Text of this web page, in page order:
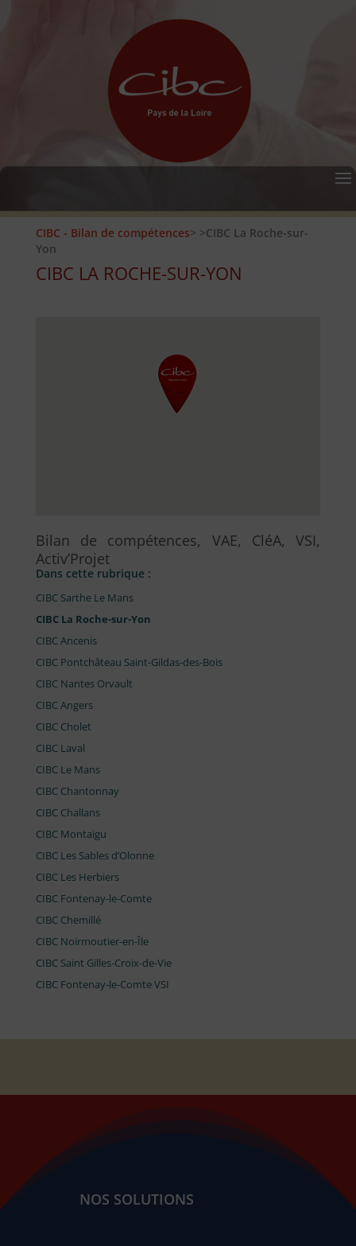
CIBC - Bilan de compétences> >CIBC La Roche-sur-
Yon
CIBC LA ROCHE-SUR-YON
Bilan de compétences, VAE, CléA, VSI,
Activ’Projet
Dans cette rubrique :
CIBC Sarthe Le Mans
CIBC La Roche-sur-Yon
CIBC Ancenis
CIBC Pontchâteau Saint-Gildas-des-Bois
CIBC Nantes Orvault
CIBC Angers
CIBC Cholet
CIBC Laval
CIBC Le Mans
CIBC Chantonnay
CIBC Challans
CIBC Montaigu
CIBC Les Sables d’Olonne
CIBC Les Herbiers
CIBC Fontenay-le-Comte
CIBC Chemillé
CIBC Noirmoutier-en-Île
CIBC Saint Gilles-Croix-de-Vie
CIBC Fontenay-le-Comte VSI
NOS SOLUTIONS